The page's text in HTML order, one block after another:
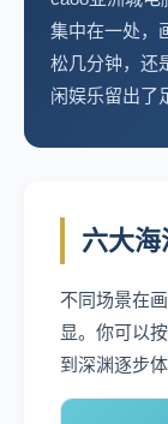
集中在一处，
松几分钟，还
闲娱乐留出了
六大
不同场景在
显。你可以
到深渊逐步体